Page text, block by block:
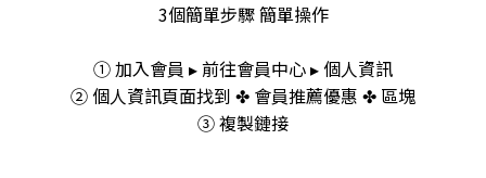
3個簡單步驟 簡單操作
① 加入會員 ▸ 前往會員中心 ▸ 個人資訊
② 個人資訊頁面找到 ✤ 會員推薦優惠 ✤ 區塊
③ 複製鏈接